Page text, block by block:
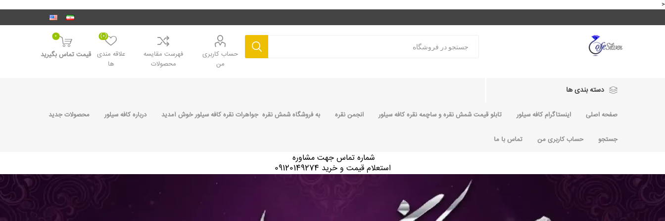
<
حساب کاربری
من
فهرست مقایسه
محصولات
علاقه مندی
ها
(0)
0
قیمت تماس بگیرید
دسته بندی ها
صفحه اصلی اینستاگرام کافه سیلور تابلو قیمت شمش نقره و ساچمه نقره کافه سیلور انجمن نقره به فروشگاه شمش نقره جواهرات نقره کافه سیلور خوش آمدید درباره کافه سیلور محصولات جدید
جستجو حساب کاربری من تماس با ما
شماره تماس جهت مشاوره
استعلام قیمت و خرید 09120149274